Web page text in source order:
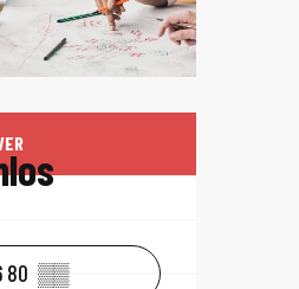
80 ▒▒